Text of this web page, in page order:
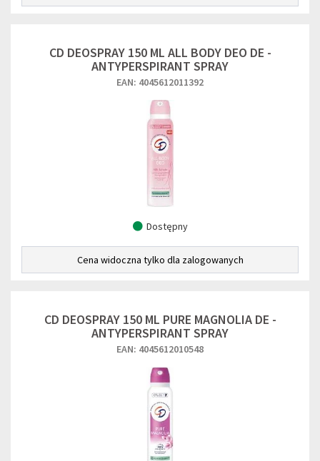
CD DEOSPRAY 150 ML ALL BODY DEO DE -
ANTYPERSPIRANT SPRAY
EAN: 4045612011392
Dostępny
Cena widoczna tylko dla zalogowanych
CD DEOSPRAY 150 ML PURE MAGNOLIA DE -
ANTYPERSPIRANT SPRAY
EAN: 4045612010548